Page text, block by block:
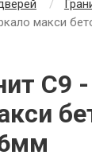
макси
С9 -